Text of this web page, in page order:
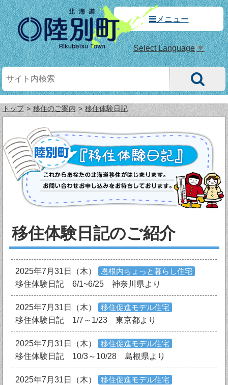
メニュー
Select Language▼
トップ 移住のご案内 移住体験日記
移住体験日記のご紹介
2025年7月31日（木）
恩根内ちょっと暮らし住宅
移住体験日記 6/1~6/25 神奈川県より
2025年7月31日（木）
移住促進モデル住宅
移住体験日記 1/7～1/23 東京都より
2025年7月31日（木）
移住促進モデル住宅
移住体験日記 10/3～10/28 島根県より
2025年7月31日（木）
移住促進モデル住宅